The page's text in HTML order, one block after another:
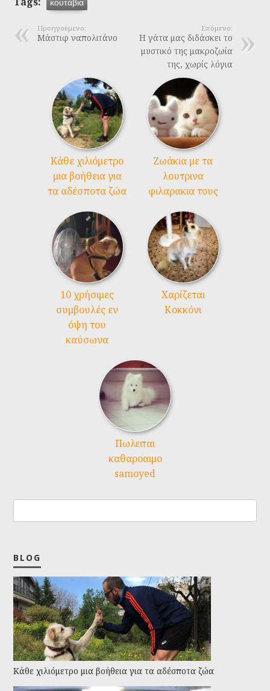
κουτάβια
Επόμενο:
Η γάτα μας διδάσκει το
μυστικό της μακροζωία
της, χωρίς λόγια
Προηγούμενο:
Μάστιφ ναπολιτάνο
Kάθε χιλιόμετρο
μια βοήθεια για
τα αδέσποτα ζώα
Ζωάκια με τα
λουτρινα
φιλαρακια τους
10 χρήσιμες
συμβουλές εν
όψη του
καύσωνα
Χαρίζεται
Κοκκόνι
Πωλειται
καθαροαιμο
samoyed
BLOG
Kάθε χιλιόμετρο μια βοήθεια για τα αδέσποτα ζώα